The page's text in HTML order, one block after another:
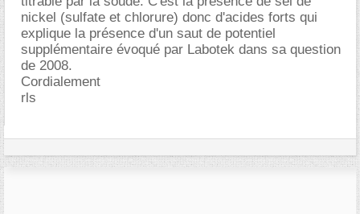
nickel (sulfate et chlorure) donc d'acides forts qui
explique la présence d'un saut de potentiel
supplémentaire évoqué par Labotek dans sa question
de 2008.
Cordialement
rls